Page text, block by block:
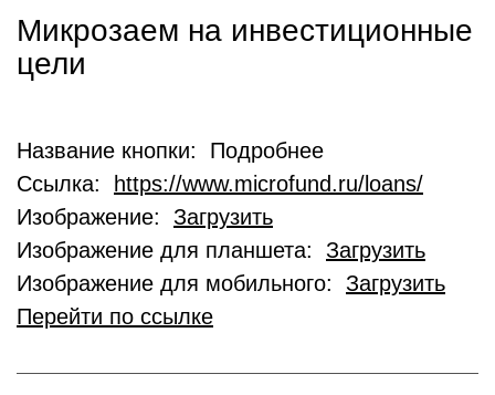
Микрозаем на инвестиционные
цели
Название кнопки: Подробнее
Ссылка:
https://www.microfund.ru/loans/
Изображение: Загрузить
Изображение для планшета: Загрузить
Изображение для мобильного: Загрузить
Перейти по ссылке